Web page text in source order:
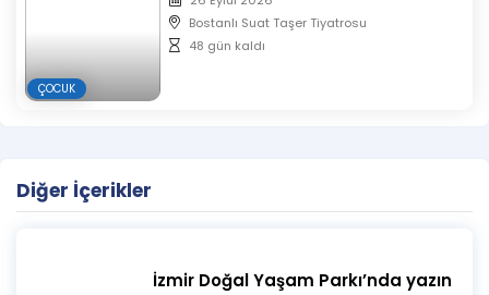
ÇOCUK
Bostanlı Suat Taşer Tiyatrosu
48 gün kaldı
Diğer İçerikler
İzmir Doğal Yaşam Parkı’nda yazın